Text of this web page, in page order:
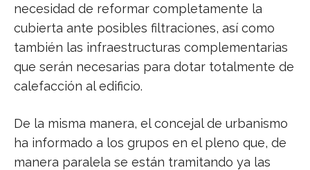
necesidad de reformar completamente la
cubierta ante posibles filtraciones, así como
también las infraestructuras complementarias
que serán necesarias para dotar totalmente de
calefacción al edificio.
De la misma manera, el concejal de urbanismo
ha informado a los grupos en el pleno que, de
manera paralela se están tramitando ya las